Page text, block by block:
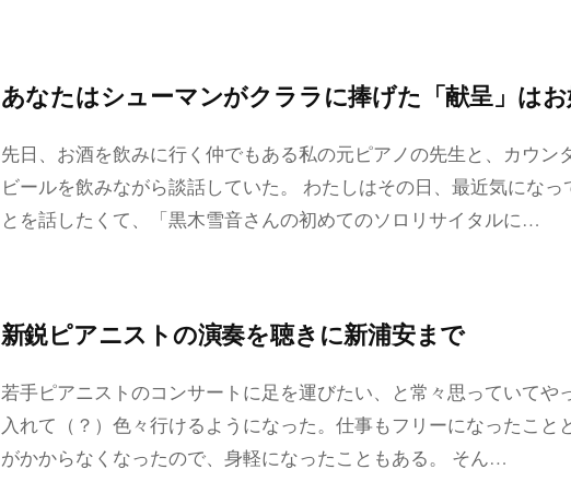
あなたはシューマンがクララに捧げた「献呈」はお
先日、お酒を飲みに行く仲でもある私の元ピアノの先生と、カウン
ビールを飲みながら談話していた。 わたしはその日、最近気になっ
とを話したくて、「黒木雪音さんの初めてのソロリサイタルに…
新鋭ピアニストの演奏を聴きに新浦安まで
若手ピアニストのコンサートに足を運びたい、と常々思っていてや
入れて（？）色々行けるようになった。仕事もフリーになったこと
がかからなくなったので、身軽になったこともある。 そん…